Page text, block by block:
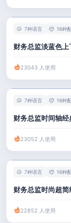
7种语言 16种
财务总监淡蓝色上
23043 人使用
7种语言 16种
财务总监时间轴经
23052 人使用
7种语言 16种
财务总监时尚超
22852 人使用